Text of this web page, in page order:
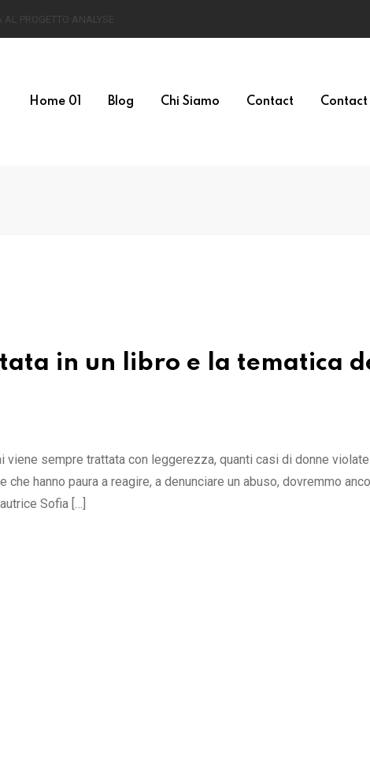
Home 01 Blog Chi Siamo Contact
in un libro e la tematica
sempre trattata con leggerezza, quanti casi di donne violate
hanno paura a reagire, a denunciare un abuso, dovremmo
Sofia […]